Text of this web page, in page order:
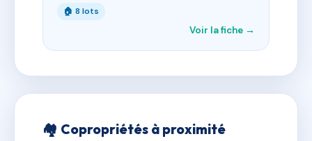
🏠 8 lots
Voir la fiche →
🏘 Copropriétés à proximité